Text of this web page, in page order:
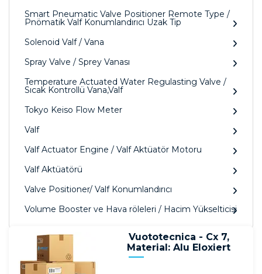
Smart Pneumatic Valve Positioner Remote Type /
Pnömatik Valf Konumlandırıcı Uzak Tip
Solenoid Valf / Vana
Spray Valve / Sprey Vanası
Temperature Actuated Water Regulasting Valve /
Sıcak Kontrollü Vana,Valf
Tokyo Keiso Flow Meter
Valf
Valf Actuator Engine / Valf Aktüatör Motoru
Valf Aktüatörü
Valve Positioner/ Valf Konumlandırıcı
Volume Booster ve Hava röleleri / Hacim Yükselticisi
Vuototecnica - Cx 7,
Material: Alu Eloxiert